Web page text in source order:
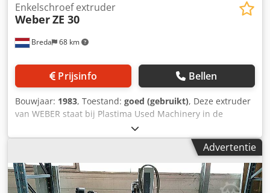
Breda 68 km
Enkelschroef extruder
WeberZE 30
Prijsinfo Bellen
Bouwjaar: 1983, Toestand: goed (gebruikt), Deze extruder
van WEBER staat bij Plastima Used Machinery in de
machineopslag. De machine komt uit 1983 en verkeerd in
prima staat. – Merk: Hans Weber GmbH – Model: ZE 30
Credpfjq Tr Tbox Al Ajf – Bouwjaar: 1983 – Enkelschroefs
extruder – Schroef Ø: 30 mm – verhouding: 20 L/D
Advertentie